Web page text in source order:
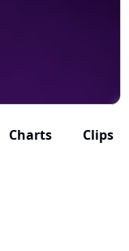
Charts Clips